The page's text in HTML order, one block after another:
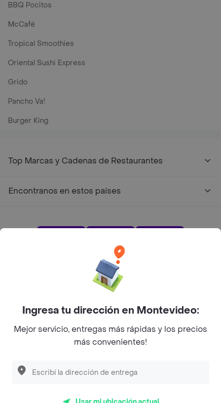
BBQ Pocitos
McCafé
Tropical Smoothies
Oriental Sushi Express
Grido
Pancho Va!
Burger King
Top Marcas y Cadenas de Restaurantes
Encontranos en estos países
Google play
Categorías
Ingresa tu dirección en Montevideo:
Mejor servicio, entregas más rápidas y los precios
más convenientes!